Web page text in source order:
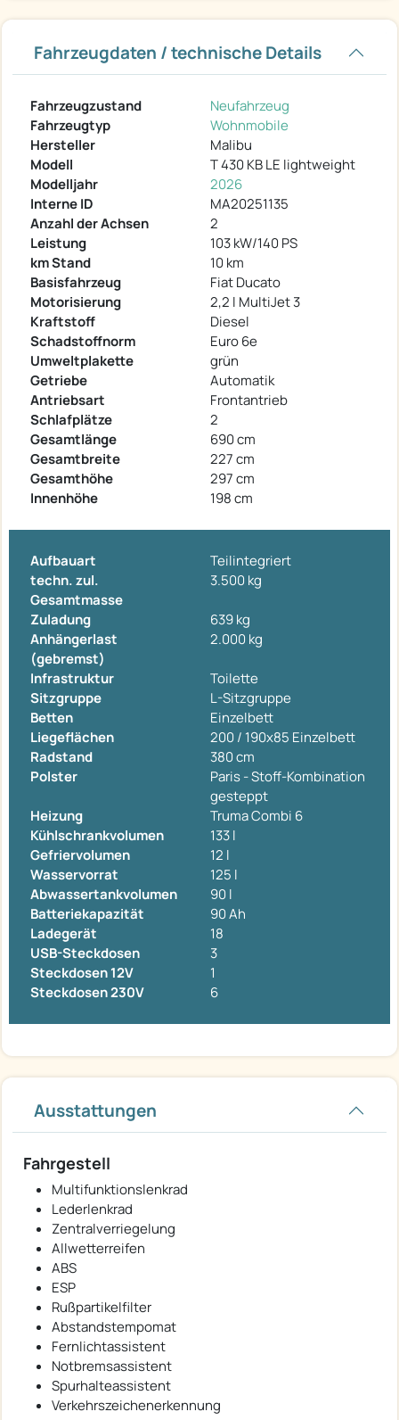
Fahrzeugdaten / technische Details
Fahrzeugzustand
Neufahrzeug
Fahrzeugtyp
Wohnmobile
Hersteller
Malibu
Modell
T 430 KB LE lightweight
Modelljahr
2026
Interne ID
MA20251135
Anzahl der Achsen
2
Leistung
103 kW/140 PS
km Stand
10 km
Basisfahrzeug
Fiat Ducato
Motorisierung
2,2 l MultiJet 3
Kraftstoff
Diesel
Schadstoffnorm
Euro 6e
Umweltplakette
grün
Getriebe
Automatik
Antriebsart
Frontantrieb
Schlafplätze
2
Gesamtlänge
690 cm
Gesamtbreite
227 cm
Gesamthöhe
297 cm
Innenhöhe
198 cm
Aufbauart
Teilintegriert
techn. zul.
Gesamtmasse
3.500 kg
Zuladung
639 kg
Anhängerlast
(gebremst)
2.000 kg
Infrastruktur
Toilette
Sitzgruppe
L-Sitzgruppe
Betten
Einzelbett
Liegeflächen
200 / 190x85 Einzelbett
Radstand
380 cm
Polster
Paris - Stoff-Kombination
gesteppt
Heizung
Truma Combi 6
Kühlschrankvolumen
133 l
Gefriervolumen
12 l
Wasservorrat
125 l
Abwassertankvolumen
90 l
Batteriekapazität
90 Ah
Ladegerät
18
USB-Steckdosen
3
Steckdosen 12V
1
Steckdosen 230V
6
Ausstattungen
Fahrgestell
Multifunktionslenkrad
Lederlenkrad
Zentralverriegelung
Allwetterreifen
ABS
ESP
Rußpartikelfilter
Abstandstempomat
Fernlichtassistent
Notbremsassistent
Spurhalteassistent
Verkehrszeichenerkennung